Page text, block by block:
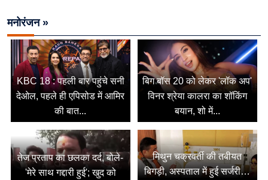
मनोरंजन »
KBC 18 : पहली बार पहुंचे सनी
देओल, पहले ही एपिसोड में आमिर
की बात...
बिग बॉस 20 को लेकर 'लॉक अप'
विनर श्रेया कालरा का शॉकिंग
बयान, शो में...
तेज प्रताप का छलका दर्द, बोले-
'मेरे साथ गद्दारी हुई'; खुद को
मिथुन चक्रवर्ती की तबीयत
बिगड़ी, अस्पताल में हुई सर्जरी…